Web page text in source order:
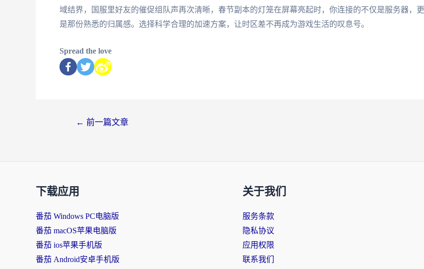
域结界，国服里好友的催促组队声再次清晰，春节副本的灯笼在屏幕亮起时，你连接的不仅是服务器，更
是那份熟悉的归属感。选择科学合理的加速方案，让时区差不再成为游戏生活的叹息号。
Spread the love
← 前一篇文章
下载应用
番茄 Windows PC电脑版
番茄 macOS苹果电脑版
番茄 ios苹果手机版
番茄 Android安卓手机版
关于我们
服务条款
隐私协议
应用权限
联系我们